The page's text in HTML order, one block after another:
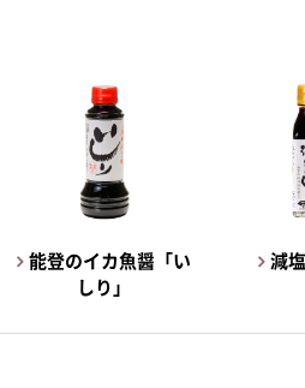
能登のイカ魚醤「い
しり」
減